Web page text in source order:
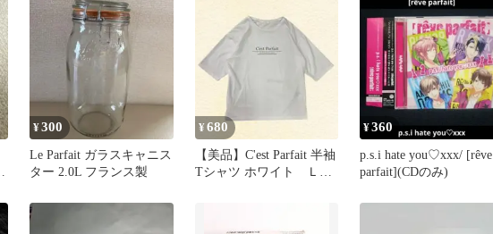
¥300
Le Parfait ガラスキャニス
ター 2.0L フランス製
¥680
【美品】C'est Parfait 半袖
Tシャツ ホワイト Ｌサ
¥360
p.s.i hate you♡xxx/ [rêve
parfait](CDのみ)